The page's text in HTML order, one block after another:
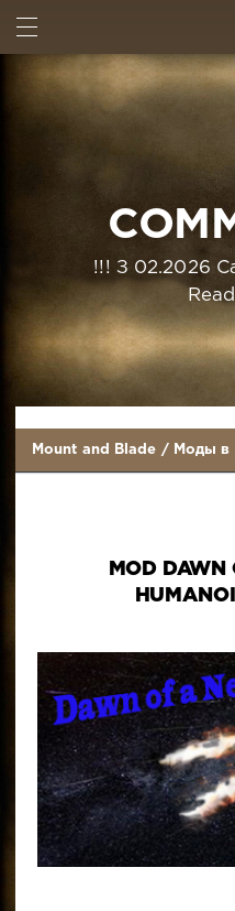
!!! З 02.2026
Mount and Blade / Моды в
MOD DAWN